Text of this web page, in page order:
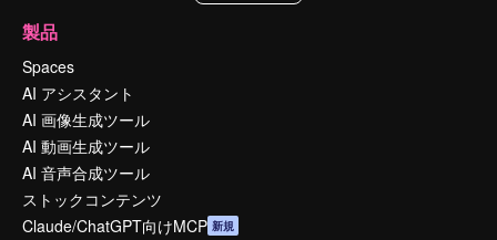
製品
Spaces
AI アシスタント
AI 画像生成ツール
AI 動画生成ツール
AI 音声合成ツール
ストックコンテンツ
Claude/ChatGPT向けMCP 新規